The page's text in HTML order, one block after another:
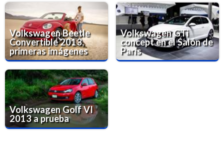
Volkswagen Beetle
Convertible 2013,
primeras imágenes
Volkswagen GTi
concept en el Salón de
París
Volkswagen Golf VI
2013 a prueba